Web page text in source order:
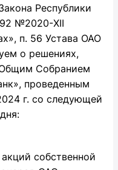
Республики
№2020-XII
п. 56 Устава ОАО
о решениях,
Собранием
проведенным
г. со следующей
собственной